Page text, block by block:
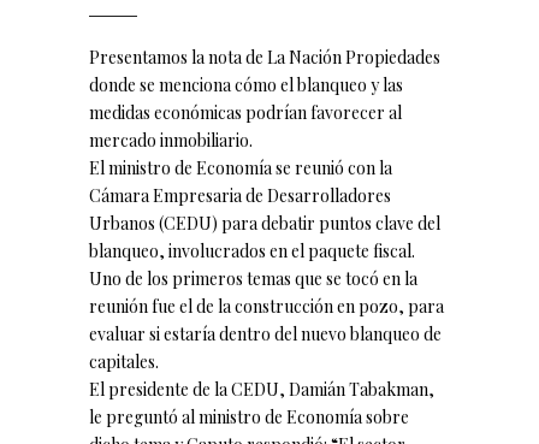
Presentamos la nota de La Nación Propiedades
donde se menciona cómo el blanqueo y las
medidas económicas podrían favorecer al
mercado inmobiliario.
El ministro de Economía se reunió con la
Cámara Empresaria de Desarrolladores
Urbanos (CEDU) para debatir puntos clave del
blanqueo, involucrados en el paquete fiscal.
Uno de los primeros temas que se tocó en la
reunión fue el de la construcción en pozo, para
evaluar si estaría dentro del nuevo blanqueo de
capitales.
El presidente de la CEDU, Damián Tabakman,
le preguntó al ministro de Economía sobre